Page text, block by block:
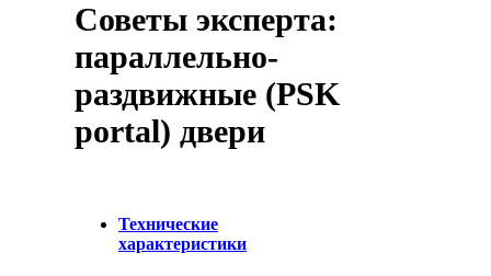
Советы эксперта:
параллельно-
раздвижные (PSK
portal) двери
Технические
характеристики